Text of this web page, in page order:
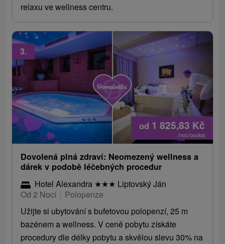
relaxu ve wellness centru.
od 1 825,83 Kč
/noc/osoba
3.
Dovolená plná zdraví: Neomezený wellness a
dárek v podobě léčebných procedur
Hotel Alexandra ★★★ Liptovský Ján
Od 2 Nocí
Polopenze
Užijte si ubytování s bufetovou polopenzí, 25 m
bazénem a wellness. V ceně pobytu získáte
procedury dle délky pobytu a skvělou slevu 30% na